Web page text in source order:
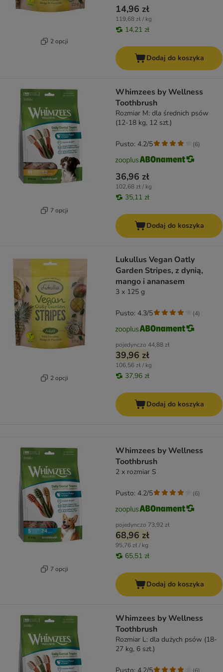
2 opcji
14,96 zł
119,68 zł / kg
14,21 zł
Dodaj do koszyka
7 opcji
Whimzees by Wellness
Toothbrush
Rozmiar M: dla średnich psów
(12-18 kg, 12 szt.)
36,96 zł
102,68 zł / kg
35,11 zł
Pusto: 4.2/5 (6)
Dodaj do koszyka
2 opcji
Lukullus Vegan Oatly
Garden Stripes, z dynią,
mango i ananasem
3 x 125 g
pojedynczo 44,88 zł
39,96 zł
106,56 zł / kg
37,96 zł
Pusto: 4.3/5 (4)
Dodaj do koszyka
7 opcji
Whimzees by Wellness
Toothbrush
2 x rozmiar S
pojedynczo 73,92 zł
68,96 zł
95,76 zł / kg
65,51 zł
Pusto: 4.2/5 (6)
Dodaj do koszyka
Whimzees by Wellness
Toothbrush
Rozmiar L: dla dużych psów (18-
27 kg, 6 szt.)
(6)